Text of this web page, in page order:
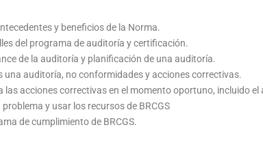
y beneficios de la Norma.
del programa de auditoría y certificación.
de la auditoría y planificación de una auditoría.
una auditoría, no conformidades y acciones correctivas.
las acciones correctivas en el momento oportuno, incluido el
y usar los recursos de BRCGS
de cumplimiento de BRCGS.